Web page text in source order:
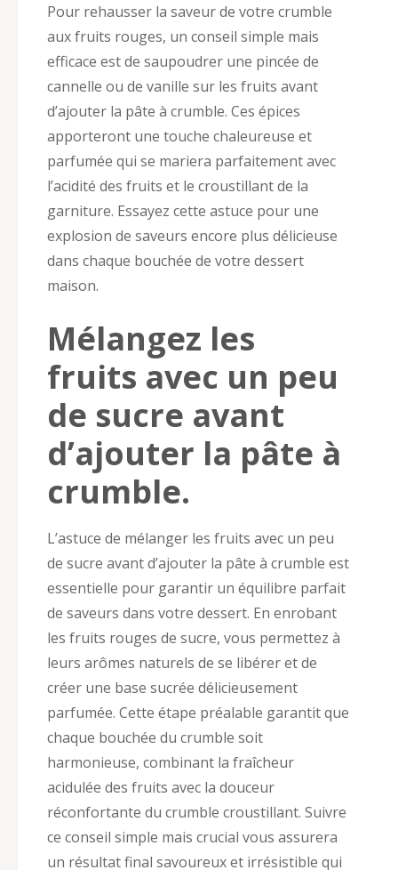
Pour rehausser la saveur de votre crumble
aux fruits rouges, un conseil simple mais
efficace est de saupoudrer une pincée de
cannelle ou de vanille sur les fruits avant
d’ajouter la pâte à crumble. Ces épices
apporteront une touche chaleureuse et
parfumée qui se mariera parfaitement avec
l’acidité des fruits et le croustillant de la
garniture. Essayez cette astuce pour une
explosion de saveurs encore plus délicieuse
dans chaque bouchée de votre dessert
maison.
Mélangez les
fruits avec un peu
de sucre avant
d’ajouter la pâte à
crumble.
L’astuce de mélanger les fruits avec un peu
de sucre avant d’ajouter la pâte à crumble est
essentielle pour garantir un équilibre parfait
de saveurs dans votre dessert. En enrobant
les fruits rouges de sucre, vous permettez à
leurs arômes naturels de se libérer et de
créer une base sucrée délicieusement
parfumée. Cette étape préalable garantit que
chaque bouchée du crumble soit
harmonieuse, combinant la fraîcheur
acidulée des fruits avec la douceur
réconfortante du crumble croustillant. Suivre
ce conseil simple mais crucial vous assurera
un résultat final savoureux et irrésistible qui